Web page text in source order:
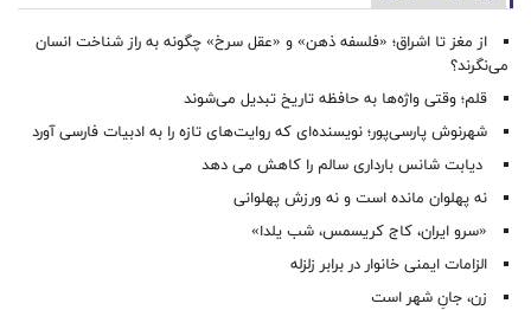
از مغز تا اشراق؛ «فلسفه ذهن» و «عقل سرخ» چگونه به راز شناخت انسان
می‌نگرند؟
قلم؛ وقتی واژه‌ها به حافظه تاریخ تبدیل می‌شوند
شهرنوش پارسی‌پور؛ نویسنده‌ای که روایت‌های تازه را به ادبیات فارسی آورد
دیابت شانس بارداری سالم را کاهش می دهد
نه پهلوان مانده است و نه ورزش پهلوانی
«سرو ایران، کاج کریسمس، شب یلدا»
الزامات ایمنی خانوار در برابر زلزله
زن، جانِ شهر است